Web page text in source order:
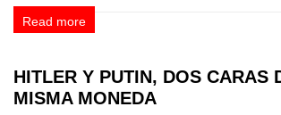
Read more
HITLER Y PUTIN, DOS CARAS
MISMA MONEDA